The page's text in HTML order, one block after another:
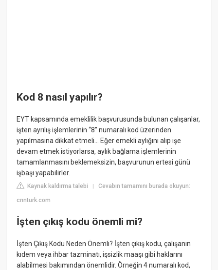
Kod 8 nasıl yapılır?
EYT kapsamında emeklilik başvurusunda bulunan çalışanlar,
işten ayrılış işlemlerinin “8” numaralı kod üzerinden
yapılmasına dikkat etmeli... Eğer emekli aylığını alıp işe
devam etmek istiyorlarsa, aylık bağlama işlemlerinin
tamamlanmasını beklemeksizin, başvurunun ertesi günü
işbaşı yapabilirler.
Kaynak kaldırma talebi |Cevabın tamamını burada okuyun:
cnnturk.com
İşten çıkış kodu önemli mi?
İşten Çıkış Kodu Neden Önemli? İşten çıkış kodu, çalışanın
kıdem veya ihbar tazminatı, işsizlik maaşı gibi haklarını
alabilmesi bakımından önemlidir. Örneğin 4 numaralı kod,